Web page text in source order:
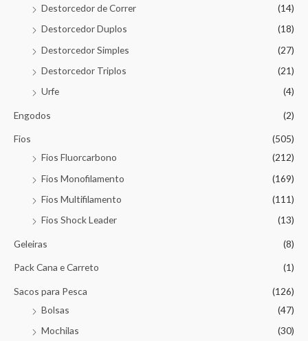
Destorcedor de Correr
(14)
Destorcedor Duplos
(18)
Destorcedor Simples
(27)
Destorcedor Triplos
(21)
Urfe
(4)
Engodos (2)
Fios
(505)
Fios Fluorcarbono
(212)
Fios Monofilamento
(169)
Fios Multifilamento
(111)
Fios Shock Leader
(13)
Geleiras (8)
Pack Cana e Carreto (1)
Sacos para Pesca
(126)
Bolsas
(47)
Mochilas
(30)